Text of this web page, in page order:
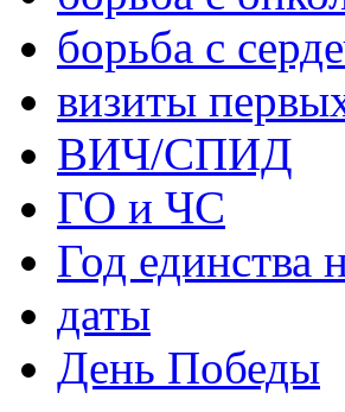
борьба с
визиты
ВИЧ/СПИД
ГО и ЧС
Год единства
даты
День Победы